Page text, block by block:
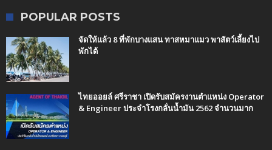
POPULAR POSTS
จัดให้แล้ว 8 ที่พักบางแสน ทาสหมาแมว พาสัตว์เลี้ยงไป
พักได้
ไทยออยล์ ศรีราชา เปิดรับสมัครงานตำแหน่ง Operator
& Engineer ประจำโรงกลั่นน้ำมัน 2562 จำนวนมาก